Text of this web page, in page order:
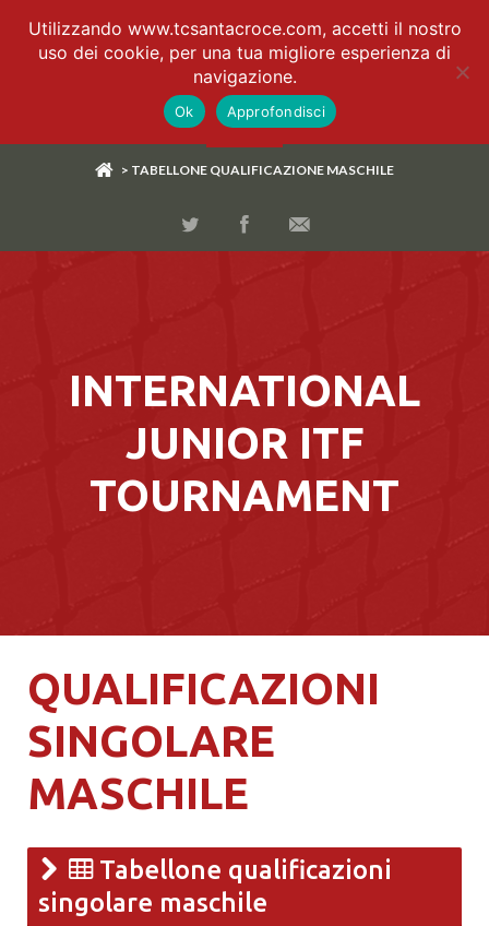
> TABELLONE QUALIFICAZIONE MASCHILE
INTERNATIONAL
JUNIOR ITF
TOURNAMENT
QUALIFICAZIONI
SINGOLARE
MASCHILE
Tabellone qualificazioni
singolare maschile
Utilizzando www.tcsantacroce.com, accetti il nostro
uso dei cookie, per una tua migliore esperienza di
navigazione.
Ok Approfondisci